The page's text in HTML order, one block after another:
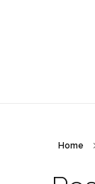
Home